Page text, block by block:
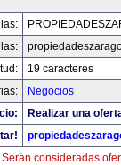
19 caracteres
Negocios
Realizar una
Serán consideradas